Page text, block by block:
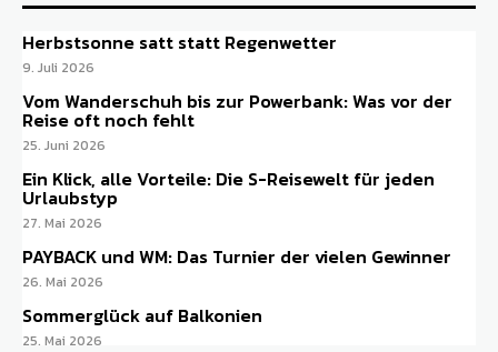
Herbstsonne satt statt Regenwetter
9. Juli 2026
Vom Wanderschuh bis zur Powerbank: Was vor der
Reise oft noch fehlt
25. Juni 2026
Ein Klick, alle Vorteile: Die S-Reisewelt für jeden
Urlaubstyp
27. Mai 2026
PAYBACK und WM: Das Turnier der vielen Gewinner
26. Mai 2026
Sommerglück auf Balkonien
25. Mai 2026